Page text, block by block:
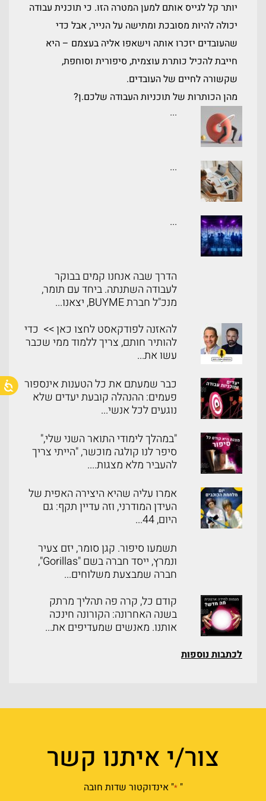
יותר קל לגייס אותם למען המטרה הזו. כי תוכנית עבודה
יכולה להיות מסובכת ומתישה על הנייר, אבל כדי
שהעובדים יזכרו אותה וישאפו אליה בעצמם – היא
חייבת להכיל כותרת עוצמית, סיפורית וסוחפת,
שקשורה לחיים של העובדים.
מהן הכותרות של תוכניות העבודה שלכם.ן?
...
...
...
הדרך שבה אנחנו קמים בבוקר
לעבודה השתנתה. ביחד עם תומר,
מנכ"ל חברת BUYME, יצאנו...
להאזנה לפודקאסט לחצו כאן >> כדי
להותיר חותם, צריך ללמוד ממי שכבר
עשו את...
כבר שמעתם את כל הטענות אינספור
פעמים: ההנהלה קובעת יעדים שלא
נוגעים לכל אנשי...
"במהלך לימודי התואר השני שלי,"
סיפר לנו קולגה מוכשר, "הייתי צריך
להעביר מלא מצגות....
אמרו עליה שהיא היצירה האפית של
העידן המודרני, וזה עדיין תקף: גם
היום, 44...
תשמעו סיפור. קגן סומר, יזם צעיר
ונמרץ, ייסד חברה בשם "Gorillas",
חברה שמבצעת משלוחים...
קודם כל, קרה פה תהליך מרתק
בשנה האחרונה: הקורונה חינכה
אותנו. מאנשים שמעדיפים את...
לכתבות נוספות
צור/י איתנו קשר
"
*" אינדוקטור שדות חובה